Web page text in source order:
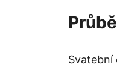
Svatební